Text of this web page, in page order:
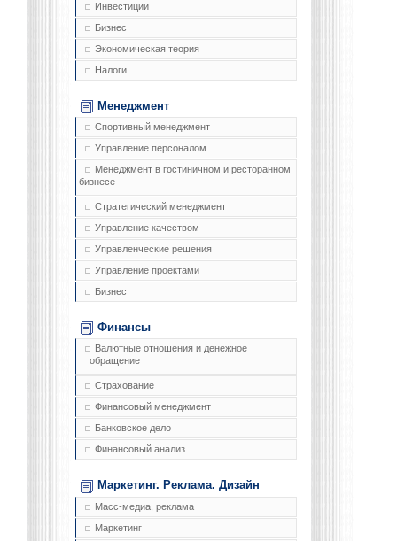
Инвестиции
Бизнес
Экономическая теория
Налоги
Менеджмент
Спортивный менеджмент
Управление персоналом
Менеджмент в гостиничном и ресторанном
бизнесе
Стратегический менеджмент
Управление качеством
Управленческие решения
Управление проектами
Бизнес
Финансы
Валютные отношения и денежное
обращение
Страхование
Финансовый менеджмент
Банковское дело
Финансовый анализ
Маркетинг. Реклама. Дизайн
Масс-медиа, реклама
Маркетинг